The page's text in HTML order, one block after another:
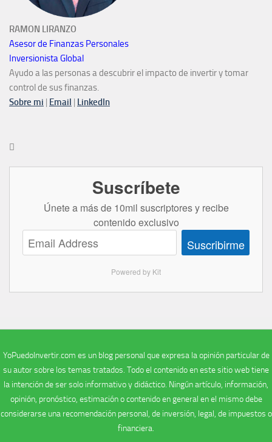
RAMON LIRANZO
Asesor de Finanzas Personales
Inversionista Global
Ayudo a las personas a descubrir el impacto de invertir y tomar
control de sus finanzas.
Sobre mi | Email | LinkedIn

Suscríbete
Únete a más de 10mil suscriptores y recibe
contenido exclusivo
Suscribirme
Powered by Kit
YoPuedoInvertir.com es un blog personal que expresa la opinión particular de
su autor sobre los temas tratados. Todo el contenido en este sitio web tiene
la intención de ser solo informativo y didáctico. Ningún artículo, información,
opinión, pronóstico, estimación o contenido en general en el mismo debe
considerarse una recomendación personal, de inversión, legal, de impuestos o
financiera.